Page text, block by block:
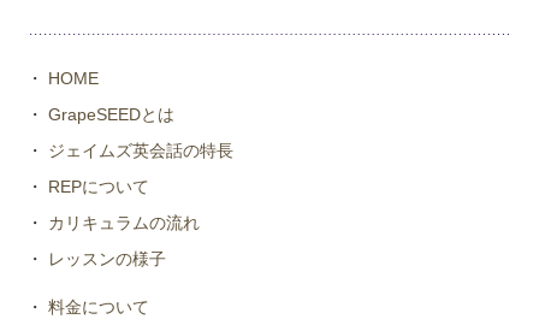
・ HOME
・GrapeSEEDとは
・ ジェイムズ英会話の特長
・ REPについて
・ カリキュラムの流れ
・ レッスンの様子
・料金について